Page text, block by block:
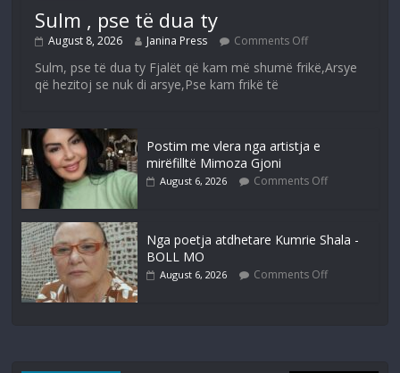
Sulm , pse të dua ty
August 8, 2026 Janina Press Comments Off
Sulm, pse të dua ty Fjalët që kam më shumë frikë,Arsye
që hezitoj se nuk di arsye,Pse kam frikë të
Postim me vlera nga artistja e
mirëfilltë Mimoza Gjoni
August 6, 2026 Comments Off
Nga poetja atdhetare Kumrie Shala -
BOLL MO
August 6, 2026 Comments Off